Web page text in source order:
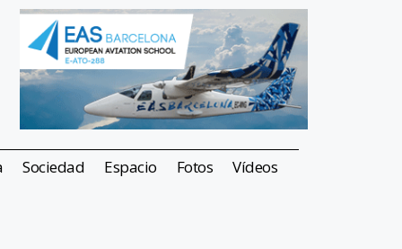
Sociedad Espacio Fotos Vídeos